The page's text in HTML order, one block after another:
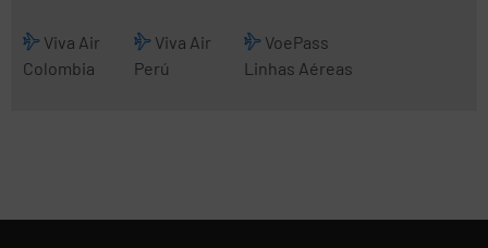
Viva Air
Colombia
Viva Air
Perú
VoePass
Linhas Aéreas